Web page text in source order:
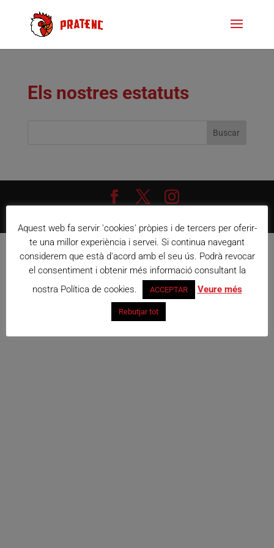
Els nostres estatuts
Aquest web fa servir 'cookies' pròpies i de tercers per oferir-
te una millor experiència i servei. Si continua navegant
considerem que està d'acord amb el seu ús. Podrà revocar
el consentiment i obtenir més informació consultant la
nostra Política de cookies.
ACCEPTAR Veure més
Rebutjar tot